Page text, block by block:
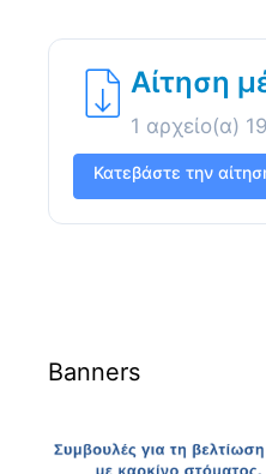
Αίτηση
1 αρχείο(α)
Κατεβάστε την
Banners